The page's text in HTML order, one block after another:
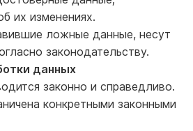
их изменениях.
ложные данные, несут
законодательству.
данных
законно и справедливо.
конкретными законными